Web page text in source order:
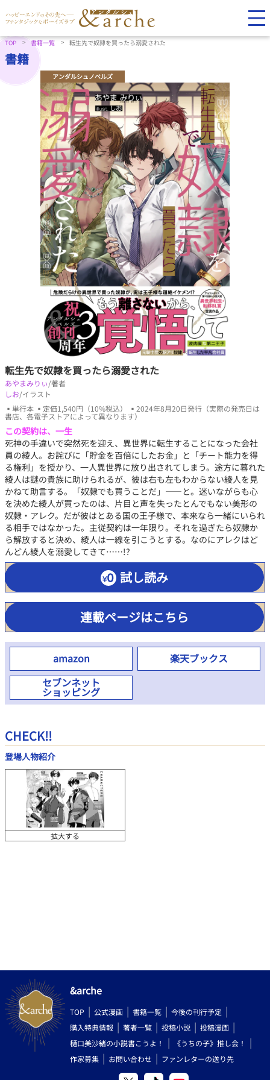
TOP 書籍一覧 転生先で奴隷を買ったら溺愛された
書籍
アンダルシュノベルズ
転生先で奴隷を買ったら溺愛された
あやまみりぃ/著者
しお/イラスト
▪単行本 ▪定価1,540円（10%税込） ▪2024年8月20日発行（実際の発売日は
書店、各電子ストアによって異なります）
この契約は、一生
死神の手違いで突然死を迎え、異世界に転生することになった会社
員の綾人。お詫びに「貯金を百倍にしたお金」と「チート能力を得
る権利」を授かり、一人異世界に放り出されてしまう。途方に暮れた
綾人は謎の貴族に助けられるが、彼は右も左もわからない綾人を見
かねて助言する。「奴隷でも買うことだ」――と。迷いながらも心
を決めた綾人が買ったのは、片目と声を失ったとんでもない美形の
奴隷・アレク。だが彼はとある国の王子様で、本来なら一緒にいられ
る相手ではなかった。主従契約は一年限り。それを過ぎたら奴隷か
ら解放すると決め、綾人は一線を引こうとする。なのにアレクはど
んどん綾人を溺愛してきて……!?
試し読み
連載ページはこちら
amazon
楽天ブックス
セブンネット
ショッピング
CHECK!!
登場人物紹介
拡大する
&arche
TOP 公式漫画 書籍一覧
今後の刊行予定
購入特典情報
著者一覧 投稿小説
投稿漫画
樋口美沙緒の小説書こうよ！
《うちの子》推し会！
作家募集
お問い合わせ ファンレターの送り先